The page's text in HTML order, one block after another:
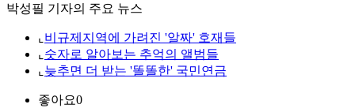
박성필 기자의 주요 뉴스
⌞ 비규제지역에 가려진 '알짜' 호재들
⌞ 숫자로 알아보는 추억의 앨범들
⌞ 늦추면 더 받는 '똘똘한' 국민연금
좋아요0